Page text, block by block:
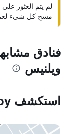
لم يتم العثور
مسح كل شيء
فنادق
ويلنيس
استكشف Sæby